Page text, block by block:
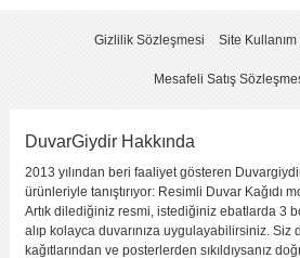
Yorumu Gönder
Gizlilik Sözleşmesi Site
Mesafeli Satış
DuvarGiydir Hakkında
2013 yılından beri faaliyet gösteren
ürünleriyle tanıştırıyor: Resimli Duvar Kağıdı
Artık dilediğiniz resmi, istediğiniz ebatlarda 3
alıp kolayca duvarınıza uygulayabilirsiniz. Siz
kağıtlarından ve posterlerden sıkıldıysanız